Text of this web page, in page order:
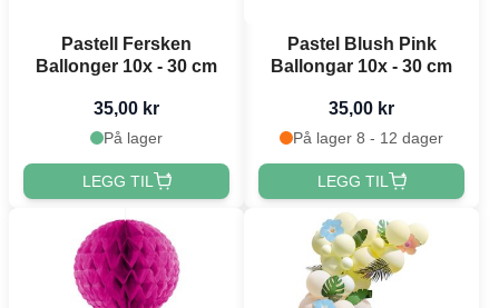
Pastell Fersken
Ballonger 10x - 30 cm
35,00 kr
På lager
LEGG TIL
Pastel Blush Pink
Ballongar 10x - 30 cm
35,00 kr
På lager 8 - 12 dager
LEGG TIL